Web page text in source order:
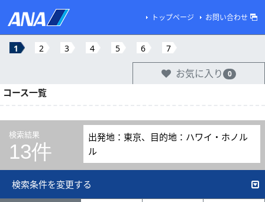
トップページ お問い合わせ
1 2 3 4 5 6 7
お気に入り 0
コース一覧
検索結果
13件
出発地：東京、目的地：ハワイ・ホノル
ル
検索条件を変更する